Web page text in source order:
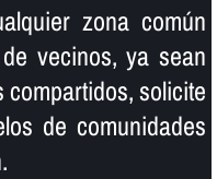
zona común
vecinos, ya sean
solicite
de comunidades